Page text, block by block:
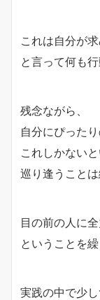
これは自分が
と言って何も
残念ながら、
自分にぴったり
これしかない
巡り逢うことは
目の前の人に
ということを
実践の中で少